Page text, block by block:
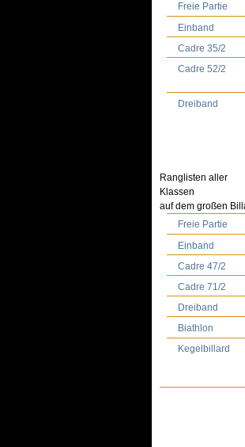
Freie Partie
Einband
Cadre 35/2
Cadre 52/2
Dreiband
Ranglisten aller
Klassen
auf dem großen
Freie Partie
Einband
Cadre 47/2
Cadre 71/2
Dreiband
Biathlon
Kegelbillard